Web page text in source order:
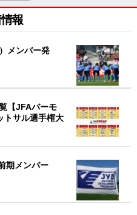
報
メンバー発
【JFAバーモ
トサル選手権大
期メンバー